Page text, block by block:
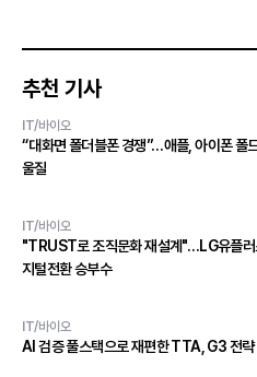
추천 기사
IT/바이오
“대화면 폴더블폰 경쟁”…애플, 아이폰 폴
울질
IT/바이오
"TRUST로 조직문화 재설계"…LG유플
지털전환 승부수
IT/바이오
AI 검증 풀스택으로 재편한 TTA, G3 전략